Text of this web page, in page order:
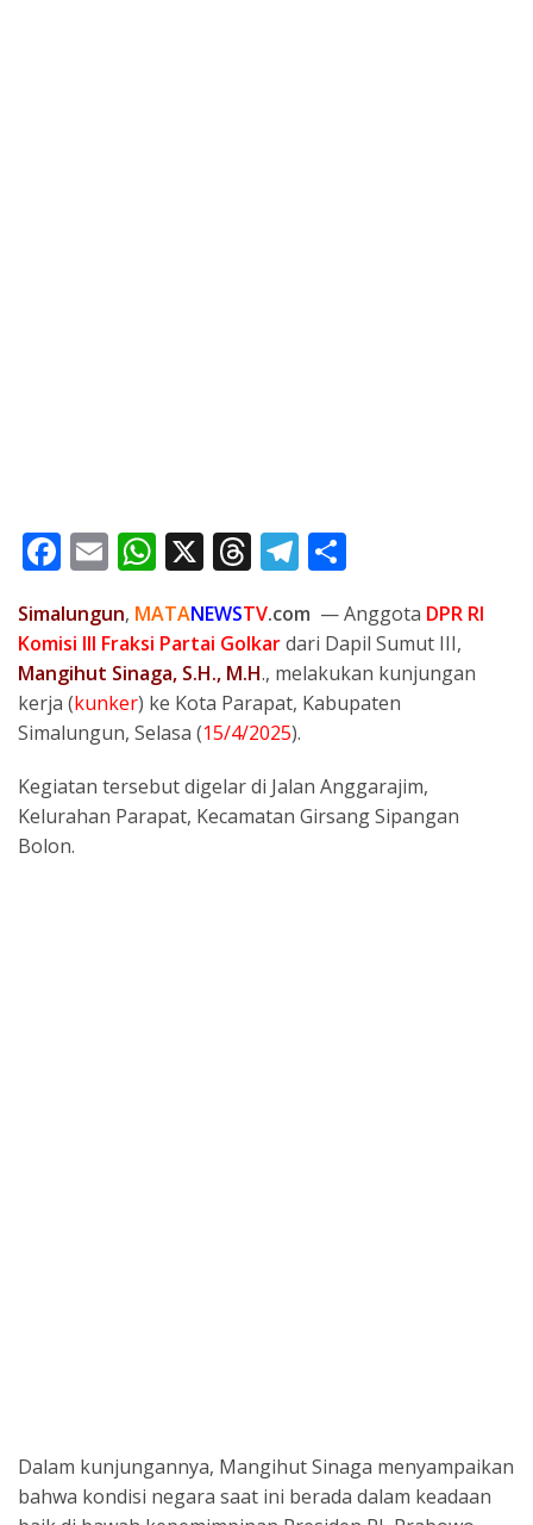
F
e
b
o
o
k
E
ai
l
W
at
s
A
p
p
X T
re
a
d
s
T
e
gr
a
m
ar
e
Simalungun, MATANEWSTV.com — Anggota DPR RI
Komisi III Fraksi Partai Golkardari Dapil Sumut III,
Mangihut Sinaga, S.H., M.H., melakukan kunjungan
kerja (kunker) ke Kota Parapat, Kabupaten
Simalungun, Selasa (15/4/2025).
Kegiatan tersebut digelar di Jalan Anggarajim,
Kelurahan Parapat, Kecamatan Girsang Sipangan
Bolon.
Dalam kunjungannya, Mangihut Sinaga menyampaikan
bahwa kondisi negara saat ini berada dalam keadaan